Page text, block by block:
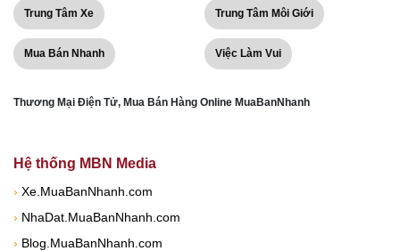
Trung Tâm Xe Trung Tâm Môi Giới
Mua Bán Nhanh Việc Làm Vui
Thương Mại Điện Tử, Mua Bán Hàng Online MuaBanNhanh
Hệ thống MBN Media
› Xe.MuaBanNhanh.com
› NhaDat.MuaBanNhanh.com
› Blog.MuaBanNhanh.com